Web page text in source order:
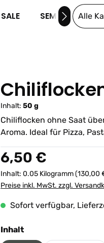
SALE SEMINAREAlle
Inhalt: 50 g
Chiliflocken ohne Saat
Aroma. Ideal für Pizza,
Regulärer Preis:
6,50 €
Inhalt: 0.05 Kilogramm(130,00
Preise inkl. MwSt. zzgl.
Sofort verfügbar,
Inhaltauswählen